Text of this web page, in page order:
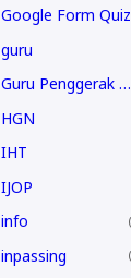
Google Form Quiz
guru
Guru Penggerak GPAI
HGN
IHT
IJOP
info
inpassing